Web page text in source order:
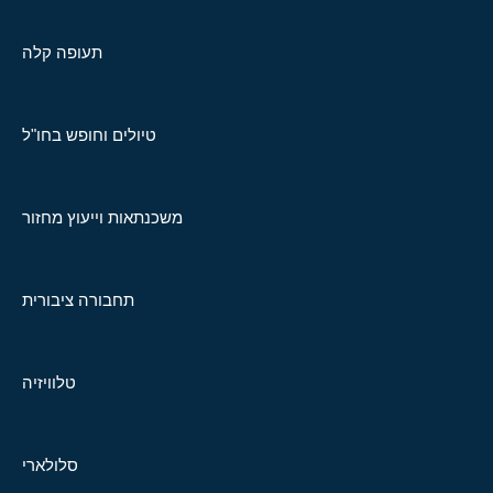
תעופה קלה
טיולים וחופש בחו"ל
משכנתאות וייעוץ מחזור
תחבורה ציבורית
טלוויזיה
סלולארי